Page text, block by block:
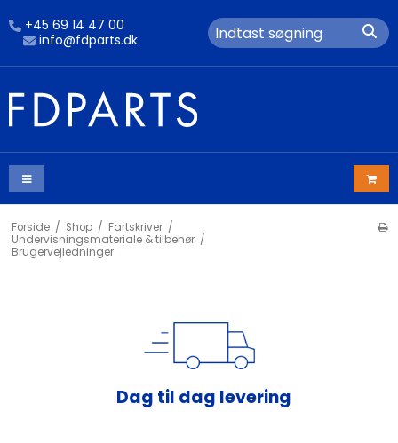
+45 69 14 47 00
info@fdparts.dk
Forside / Shop / Fartskriver /
Undervisningsmateriale & tilbehør /
Brugervejledninger
Dag til dag levering